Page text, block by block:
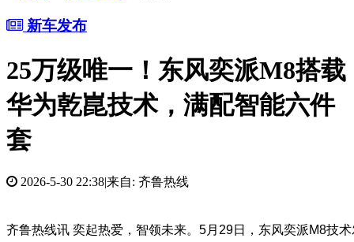
新车发布
25万级唯一！东风奕派M8搭载
华为乾崑技术，满配智能六件
套
2026-5-30 22:38|来自: 齐鲁热线
齐鲁热线讯 奕起热爱，智领未来。5月29日，东风奕派M8技